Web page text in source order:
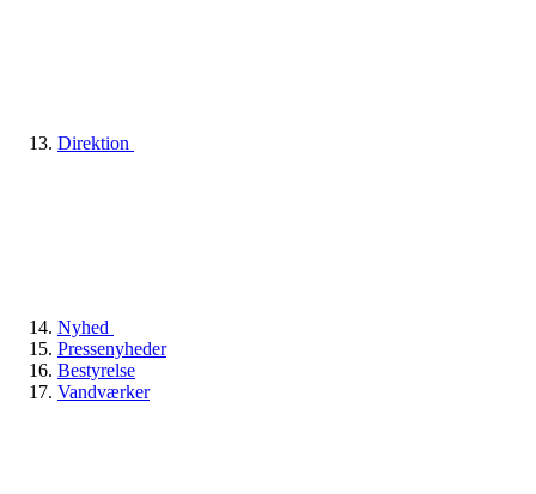
Direktion
Nyhed
Pressenyheder
Bestyrelse
Vandværker